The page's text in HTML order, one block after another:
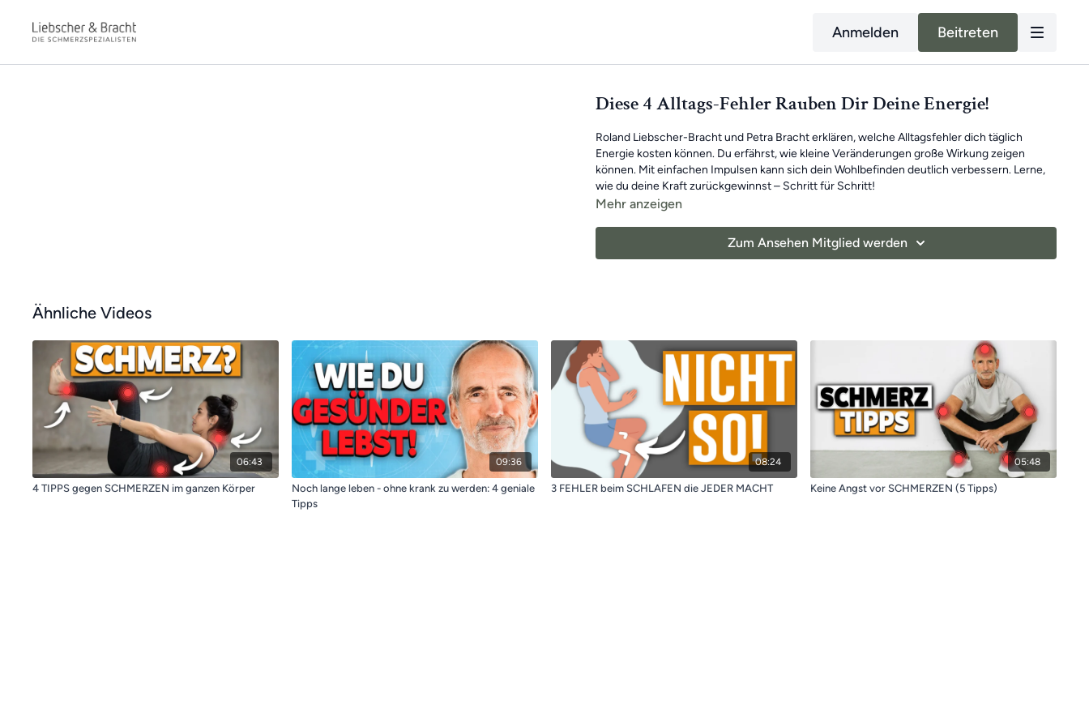
Anmelden Beitreten
Diese 4 Alltags-Fehler Rauben Dir Deine Energie!
Roland Liebscher-Bracht und Petra Bracht erklären, welche Alltagsfehler dich täglich
Energie kosten können. Du erfährst, wie kleine Veränderungen große Wirkung zeigen
können. Mit einfachen Impulsen kann sich dein Wohlbefinden deutlich verbessern. Lerne,
wie du deine Kraft zurückgewinnst – Schritt für Schritt!
Mehr anzeigen
Zum Ansehen Mitglied werden
Ähnliche Videos
06:43
4 TIPPS gegen SCHMERZEN im ganzen Körper
09:36
Noch lange leben - ohne krank zu werden: 4 geniale
Tipps
08:24
3 FEHLER beim SCHLAFEN die JEDER MACHT
05:48
Keine Angst vor SCHMERZEN (5 Tipps)